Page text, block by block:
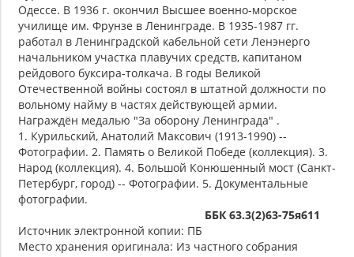
Одессе. В 1936 г. окончил Высшее военно-морское
училище им. Фрунзе в Ленинграде. В 1935-1987 гг.
работал в Ленинградской кабельной сети Ленэнерго
начальником участка плавучих средств, капитаном
рейдового буксира-толкача. В годы Великой
Отечественной войны состоял в штатной должности по
вольному найму в частях действующей армии.
Награждён медалью "За оборону Ленинграда" .
1. Курильский, Анатолий Максович (1913-1990) --
Фотографии. 2. Память о Великой Победе (коллекция). 3.
Народ (коллекция). 4. Большой Конюшенный мост (Санкт-
Петербург, город) -- Фотографии. 5. Документальные
фотографии.
ББК 63.3(2)63-75я611
Источник электронной копии: ПБ
Место хранения оригинала: Из частного собрания